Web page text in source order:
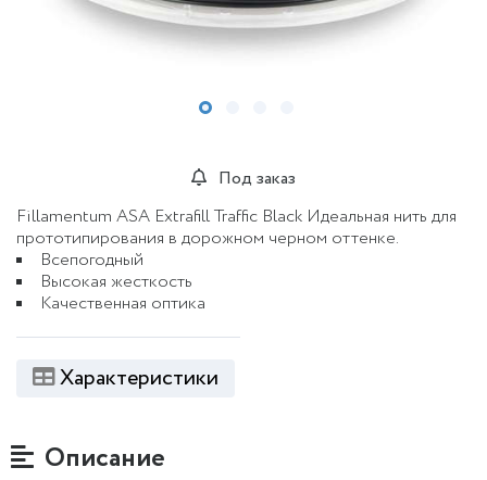
Под заказ
Fillamentum ASA Extrafill Traffic Black Идеальная нить для
прототипирования в дорожном черном оттенке.
Всепогодный
Высокая жесткость
Качественная оптика
Характеристики
Описание